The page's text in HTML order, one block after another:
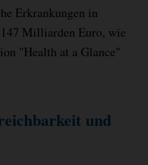
Erkrankungen in
Milliarden Euro, wie
"Health at a Glance"
und